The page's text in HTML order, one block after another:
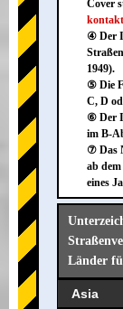
Cover
④ Der
1949).
⑤ Die
C, D
⑥ Der
im B-
⑦ Das
ab
eines
Länder
Asia